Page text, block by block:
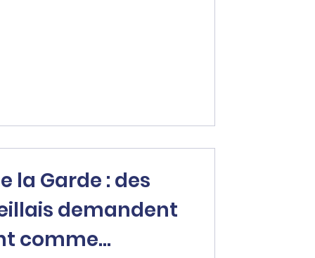
la Garde : des
demandent
comme